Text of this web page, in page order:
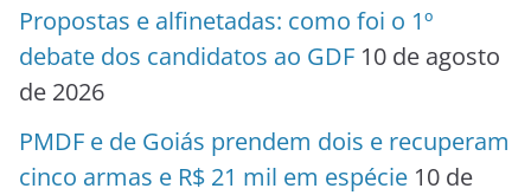
Propostas e alfinetadas: como foi o 1º
debate dos candidatos ao GDF 10 de agosto
de 2026
PMDF e de Goiás prendem dois e recuperam
cinco armas e R$ 21 mil em espécie 10 de